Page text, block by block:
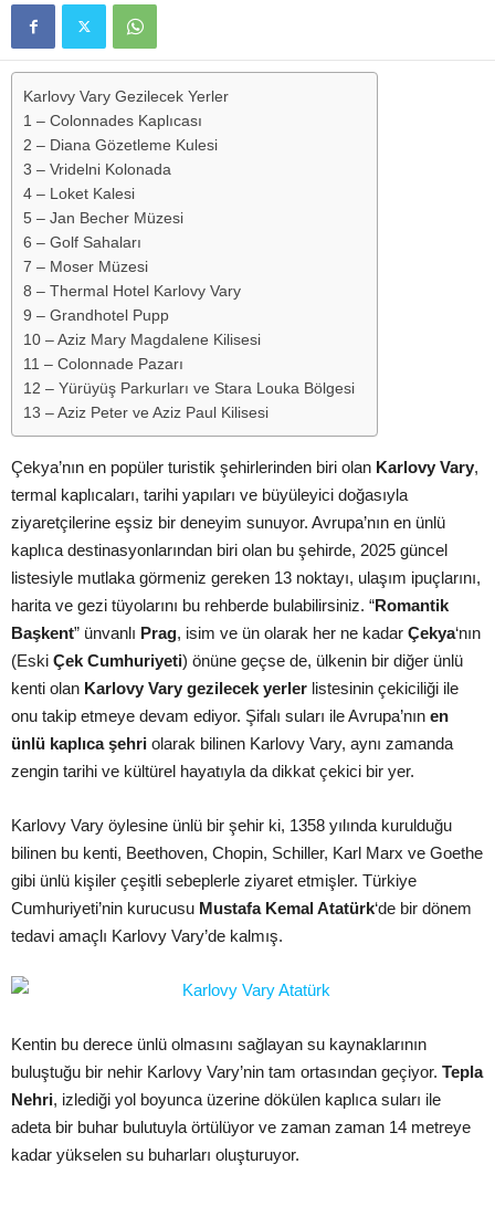
Karlovy Vary Gezilecek Yerler
1 – Colonnades Kaplıcası
2 – Diana Gözetleme Kulesi
3 – Vridelni Kolonada
4 – Loket Kalesi
5 – Jan Becher Müzesi
6 – Golf Sahaları
7 – Moser Müzesi
8 – Thermal Hotel Karlovy Vary
9 – Grandhotel Pupp
10 – Aziz Mary Magdalene Kilisesi
11 – Colonnade Pazarı
12 – Yürüyüş Parkurları ve Stara Louka Bölgesi
13 – Aziz Peter ve Aziz Paul Kilisesi
Çekya’nın en popüler turistik şehirlerinden biri olan Karlovy Vary,
termal kaplıcaları, tarihi yapıları ve büyüleyici doğasıyla
ziyaretçilerine eşsiz bir deneyim sunuyor. Avrupa’nın en ünlü
kaplıca destinasyonlarından biri olan bu şehirde, 2025 güncel
listesiyle mutlaka görmeniz gereken 13 noktayı, ulaşım ipuçlarını,
harita ve gezi tüyolarını bu rehberde bulabilirsiniz. “Romantik
Başkent” ünvanlı Prag, isim ve ün olarak her ne kadar Çekya‘nın
(Eski Çek Cumhuriyeti) önüne geçse de, ülkenin bir diğer ünlü
kenti olan Karlovy Vary gezilecek yerler listesinin çekiciliği ile
onu takip etmeye devam ediyor. Şifalı suları ile Avrupa’nın en
ünlü kaplıca şehri olarak bilinen Karlovy Vary, aynı zamanda
zengin tarihi ve kültürel hayatıyla da dikkat çekici bir yer.
Karlovy Vary öylesine ünlü bir şehir ki, 1358 yılında kurulduğu
bilinen bu kenti, Beethoven, Chopin, Schiller, Karl Marx ve Goethe
gibi ünlü kişiler çeşitli sebeplerle ziyaret etmişler. Türkiye
Cumhuriyeti’nin kurucusu Mustafa Kemal Atatürk‘de bir dönem
tedavi amaçlı Karlovy Vary’de kalmış.
Kentin bu derece ünlü olmasını sağlayan su kaynaklarının
buluştuğu bir nehir Karlovy Vary’nin tam ortasından geçiyor. Tepla
Nehri, izlediği yol boyunca üzerine dökülen kaplıca suları ile
adeta bir buhar bulutuyla örtülüyor ve zaman zaman 14 metreye
kadar yükselen su buharları oluşturuyor.